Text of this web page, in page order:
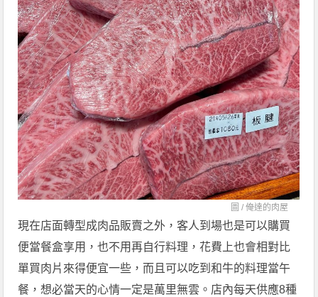
圖 /俺達的肉屋
現在店面轉型成肉品販賣之外，客人到場也是可以購買
便當餐盒享用，也不用再自行料理，花費上也會相對比
單買肉片來得便宜一些，而且可以吃到和牛的料理當午
餐，想必當天的心情一定是萬里無雲。店內每天供應8種